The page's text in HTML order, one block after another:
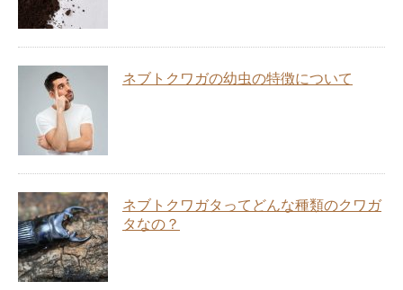
ネブトクワガの幼虫の特徴について
ネブトクワガタってどんな種類のクワガ
タなの？